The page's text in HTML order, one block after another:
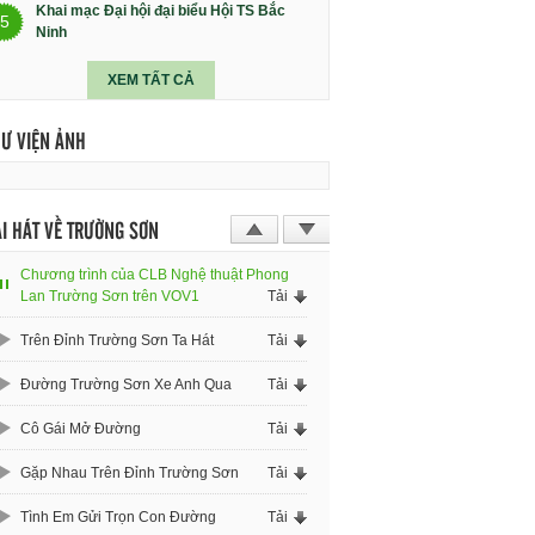
5
Khai mạc Đại hội đại biểu Hội TS Bắc
Ninh
XEM TẤT CẢ
VIỆN ẢNH
HÁT VỀ TRƯỜNG SƠN
Chương trình của CLB Nghệ thuật Phong
Lan Trường Sơn trên VOV1
Tải
Trên Đỉnh Trường Sơn Ta Hát Tải
Đường Trường Sơn Xe Anh Qua Tải
Cô Gái Mở Đường Tải
Gặp Nhau Trên Đỉnh Trường Sơn Tải
Tình Em Gửi Trọn Con Đường Tải